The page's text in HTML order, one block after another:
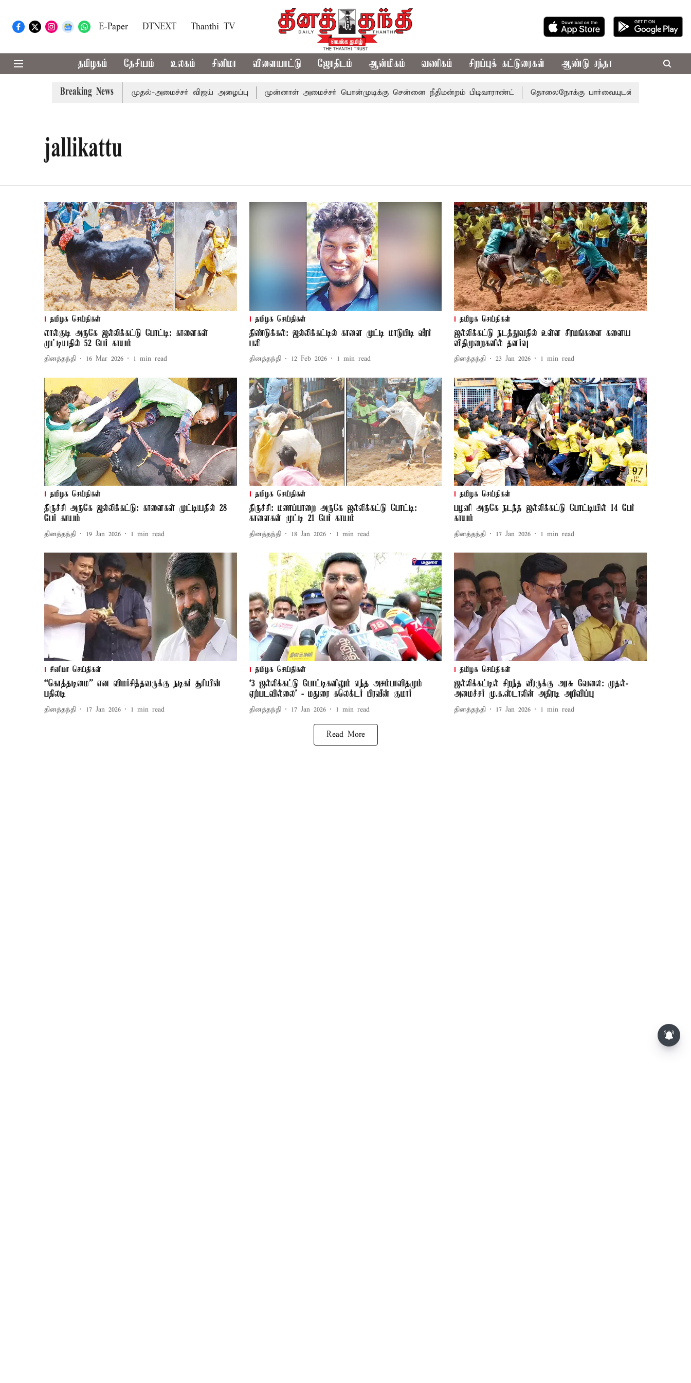
E-Paper DTNEXT Thanthi TV
தமிழகம் தேசியம் உலகம் சினிமா விளையாட்டு ஜோதிடம் ஆன்மிகம் வணிகம் சிறப்புக் கட்டுரைகள் ஆண்டு சந்தா
Breaking News
எம்.பி.க்கள் கூட்டத்துக்கு முதல்-அமைச்சர் விஜய் அழைப்பு முன்னாள் அமைச்சர் பொன்முடிக்கு சென்னை நீதிமன்றம் பிடிவாராண்ட் தொலைநோக்கு பார்வையுடன் கூடிய வேளாண்
jallikattu
தமிழக செய்திகள்
லால்குடி அருகே ஜல்லிக்கட்டு போட்டி: காளைகள்
முட்டியதில் 52 பேர் காயம்
தினத்தந்தி 16 Mar 2026 1 min read
தமிழக செய்திகள்
திண்டுக்கல்: ஜல்லிக்கட்டில் காளை முட்டி மாடுபிடி வீரர்
பலி
தினத்தந்தி 12 Feb 2026 1 min read
தமிழக செய்திகள்
ஜல்லிக்கட்டு நடத்துவதில் உள்ள சிரமங்களை களைய
விதிமுறைகளில் தளர்வு
தினத்தந்தி 23 Jan 2026 1 min read
தமிழக செய்திகள்
திருச்சி அருகே ஜல்லிக்கட்டு: காளைகள் முட்டியதில் 28
பேர் காயம்
தினத்தந்தி 19 Jan 2026 1 min read
தமிழக செய்திகள்
திருச்சி: மணப்பாறை அருகே ஜல்லிக்கட்டு போட்டி:
காளைகள் முட்டி 21 பேர் காயம்
தினத்தந்தி 18 Jan 2026 1 min read
தமிழக செய்திகள்
பழனி அருகே நடந்த ஜல்லிக்கட்டு போட்டியில் 14 பேர்
காயம்
தினத்தந்தி 17 Jan 2026 1 min read
சினிமா செய்திகள்
“கொத்தடிமை” என விமர்சித்தவருக்கு நடிகர் சூரியின்
பதிலடி
தினத்தந்தி 17 Jan 2026 1 min read
தமிழக செய்திகள்
‘3 ஜல்லிக்கட்டு போட்டிகளிலும் எந்த அசம்பாவிதமும்
ஏற்படவில்லை’ - மதுரை கலெக்டர் பிரவீன் குமார்
தினத்தந்தி 17 Jan 2026 1 min read
தமிழக செய்திகள்
ஜல்லிக்கட்டில் சிறந்த வீரருக்கு அரசு வேலை: முதல்-
அமைச்சர் மு.க.ஸ்டாலின் அதிரடி அறிவிப்பு
தினத்தந்தி 17 Jan 2026 1 min read
Read More